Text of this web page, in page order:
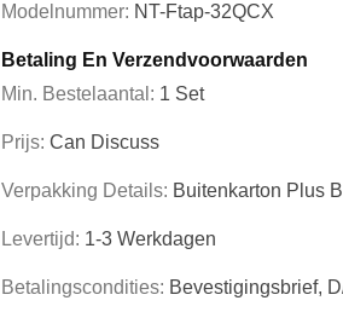
Modelnummer: NT-Ftap-32QCX
Betaling En Verzendvoorwaarden
Min. Bestelaantal: 1 Set
Prijs: Can Discuss
Verpakking Details: Buitenkarton Plus
Levertijd: 1-3 Werkdagen
Betalingscondities: Bevestigingsbrief,